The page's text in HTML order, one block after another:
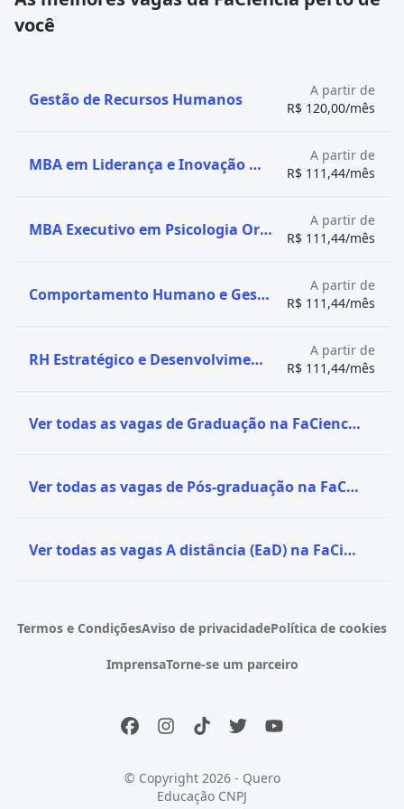
você
Gestão de Recursos Humanos
A partir de
R$ 120,00/mês
MBA em Liderança e Inovação Organizacional
A partir de
R$ 111,44/mês
MBA Executivo em Psicologia Organizacional e Gestão de Pessoas
A partir de
R$ 111,44/mês
Comportamento Humano e Gestão das Emoções
A partir de
R$ 111,44/mês
RH Estratégico e Desenvolvimento de Pessoas
A partir de
R$ 111,44/mês
Ver todas as vagas de Graduação na FaCiencia
Ver todas as vagas de Pós-graduação na FaCiencia
Ver todas as vagas A distância (EaD) na FaCiencia
Termos e CondiçõesAviso de privacidadePolítica de cookies
ImprensaTorne-se um parceiro
© Copyright 2026 - Quero
Educação CNPJ